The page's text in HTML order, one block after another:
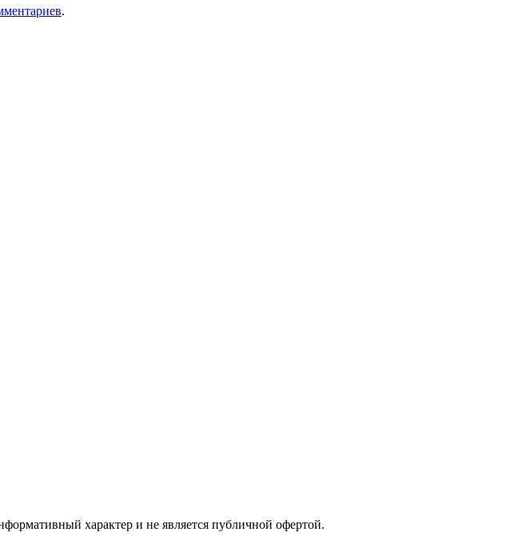
.
характер и не является публичной офертой.